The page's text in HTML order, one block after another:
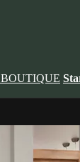
BOUTIQUE